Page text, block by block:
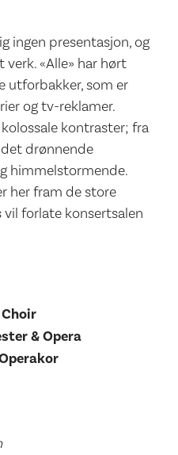
ingen presentasjon, og
verk. «Alle» har hørt
utforbakker, som er
og tv-reklamer.
kontraster; fra
drønnende
himmelstormende.
her fram de store
vil forlate konsertsalen
& Opera